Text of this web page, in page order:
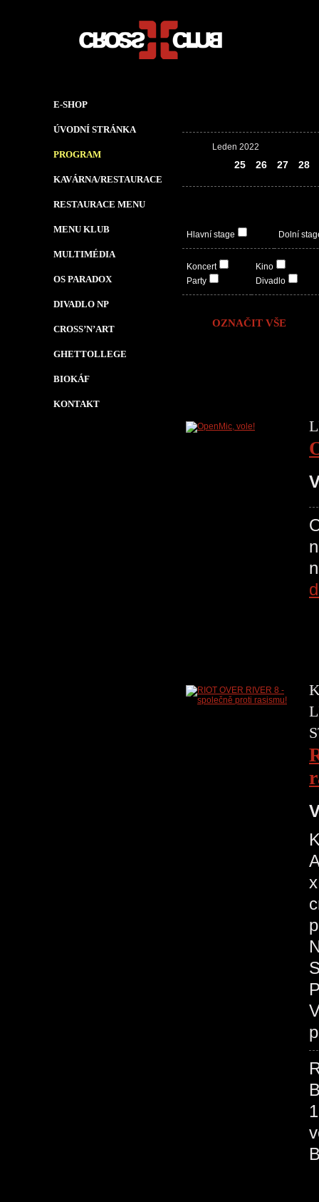
E-SHOP
ÚVODNÍ STRÁNKA
PROGRAM
KAVÁRNA/RESTAURACE
RESTAURACE MENU
MENU KLUB
MULTIMÉDIA
OS PARADOX
DIVADLO NP
CROSS’N’ART
GHETTOLLEGE
BIOKÁF
KONTAKT
Leden 2022
25 26 27 28
Hlavní stage Dolní
Koncert
Party
Kino
Divadlo
OZNAČIT VŠE